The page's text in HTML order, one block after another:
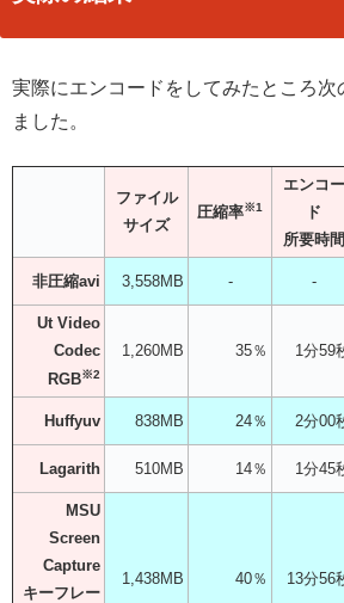
実際にエンコードをしてみたところ次
ました。
ファイル
サイズ
圧縮率※1
エンコー
ド
所要時間
非圧縮avi 3,558MB - -
Ut Video
Codec
RGB※2
1,260MB 35％ 1分59
Huffyuv 838MB 24％ 2分00
Lagarith 510MB 14％ 1分45
MSU
Screen
Capture
キーフレー
1,438MB 40％ 13分56